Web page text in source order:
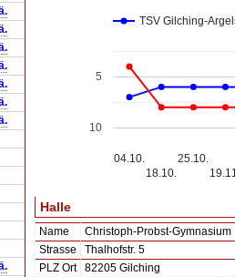
TSV Gilching-
04.10.
18.10.
25.10.
5
10
Halle
Name
Christoph-Probst-Gymnasium
Strasse
Thalhofstr. 5
PLZ Ort
82205 Gilching